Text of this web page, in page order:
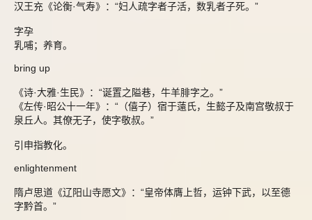
汉王充《论衡·气寿》：“妇人疏字者子活，数乳者子死。”
字孕
乳哺；养育。
bring up
《诗·大雅·生民》：“诞置之隘巷，牛羊腓字之。”
《左传·昭公十一年》：“（僖子）宿于薳氏，生懿子及南宫敬叔于
泉丘人。其僚无子，使字敬叔。”
引申指教化。
enlightenment
隋卢思道《辽阳山寺愿文》：“皇帝体膺上哲，运钟下武，以至德
字黔首。”